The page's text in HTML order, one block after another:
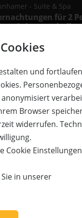
und
anonymisiert
Browser
widerrufen.
Cookie Einstellungen
in unserer
- Suite & Spa
für 2
Suite zum
DETAILS JETZT
Preis:
190,- € 3